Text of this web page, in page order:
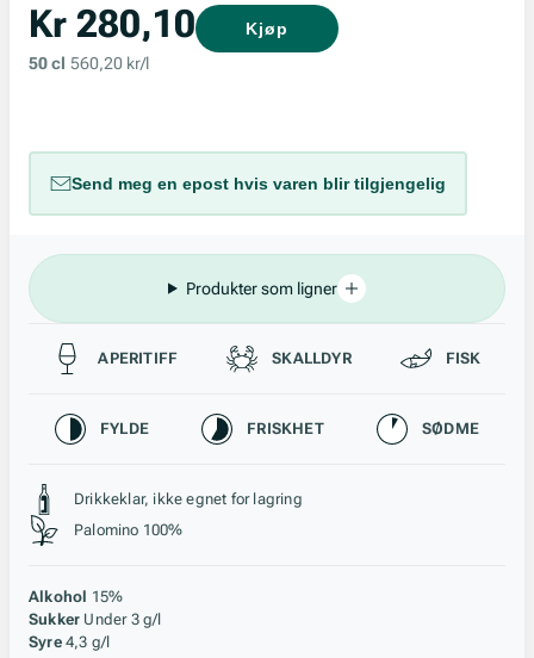
Kr 280,10
50 cl 560,20 kr/l
Kjøp
Send meg en epost hvis varen blir tilgjengelig
Produkter som ligner
Passer til
APERITIFF SKALLDYR FISK
Karakteristikk
FYLDE FRISKHET SØDME
Stil, lagring og råstoff
Drikkeklar, ikke egnet for lagring
Palomino 100%
Alkohol 15%
Sukker Under 3 g/l
Syre 4,3 g/l